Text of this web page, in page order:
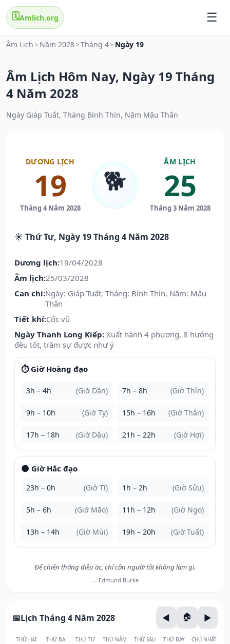
🗓️Amlich.org
Âm Lịch > Năm 2028>Tháng 4> Ngày 19
Âm Lịch Hôm Nay, Ngày 19 Tháng
4 Năm 2028
Ngày Giáp Tuất, Tháng Bính Thìn, Năm Mậu Thân
DƯƠNG LỊCH
19
Tháng 4 Năm 2028
🐕
ÂM LỊCH
25
Tháng 3 Năm 2028
☀️ Thứ Tư, Ngày 19 Tháng 4 Năm 2028
Dương lịch:19/04/2028
Âm lịch:25/03/2028
Can chi:Ngày: Giáp Tuất, Tháng: Bính Thìn, Năm: Mậu
Thân
Tiết khí:Cốc vũ
Ngày Thanh Long Kiếp: Xuất hành 4 phương, 8 hướng
đều tốt, trăm sự được như ý
⏱️ Giờ Hoàng đạo
3h – 4h (Giờ Dần) 7h – 8h (Giờ Thìn)
9h – 10h (Giờ Tỵ) 15h – 16h (Giờ Thân)
17h – 18h (Giờ Dậu) 21h – 22h (Giờ Hợi)
🌑 Giờ Hắc đạo
23h – 0h (Giờ Tí) 1h – 2h (Giờ Sửu)
5h – 6h (Giờ Mão) 11h – 12h (Giờ Ngọ)
13h – 14h (Giờ Mùi) 19h – 20h (Giờ Tuất)
Để chiến thắng điều ác, chỉ cần người tốt không làm gì.
— Edmund Burke
Lịch Tháng 4 Năm 2028
THỨ HAI THỨ BA THỨ TƯ THỨ NĂM THỨ SÁU THỨ BẢY CHỦ NHẬT